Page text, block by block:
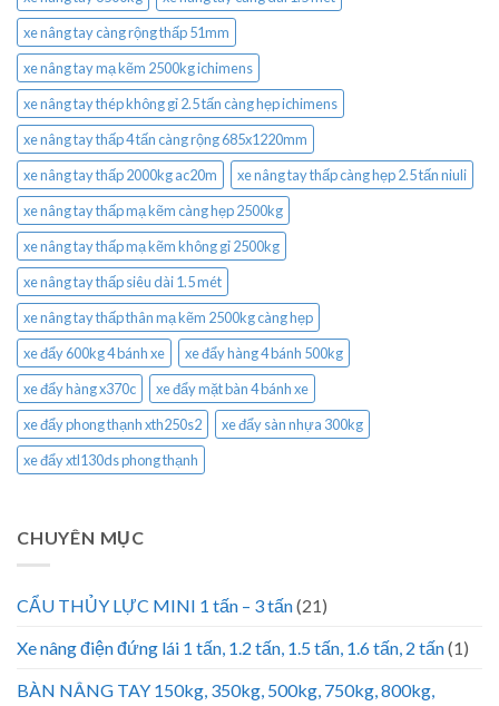
xe nâng tay càng rộng thấp 51mm
xe nâng tay mạ kẽm 2500kg ichimens
xe nâng tay thép không gỉ 2.5 tấn càng hẹp ichimens
xe nâng tay thấp 4 tấn càng rộng 685x1220mm
xe nâng tay thấp 2000kg ac20m
xe nâng tay thấp càng hẹp 2.5 tấn niuli
xe nâng tay thấp mạ kẽm càng hẹp 2500kg
xe nâng tay thấp mạ kẽm không gỉ 2500kg
xe nâng tay thấp siêu dài 1.5 mét
xe nâng tay thấp thân mạ kẽm 2500kg càng hẹp
xe đẩy 600kg 4 bánh xe
xe đẩy hàng 4 bánh 500kg
xe đẩy hàng x370c
xe đẩy mặt bàn 4 bánh xe
xe đẩy phong thạnh xth250s2
xe đẩy sàn nhựa 300kg
xe đẩy xtl130ds phong thạnh
CHUYÊN MỤC
CẨU THỦY LỰC MINI 1 tấn – 3 tấn(21)
Xe nâng điện đứng lái 1 tấn, 1.2 tấn, 1.5 tấn, 1.6 tấn, 2 tấn(1)
BÀN NÂNG TAY 150kg, 350kg, 500kg, 750kg, 800kg,